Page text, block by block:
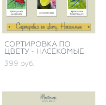
СОРТИРОВКА ПО
ЦВЕТУ - НАСЕКОМЫЕ
399 pуб.